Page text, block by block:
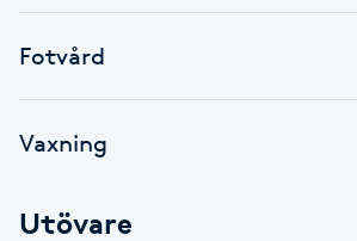
Eyeliner-tatuering
F
Face framing
Fotvård
Vaxning
Utövare